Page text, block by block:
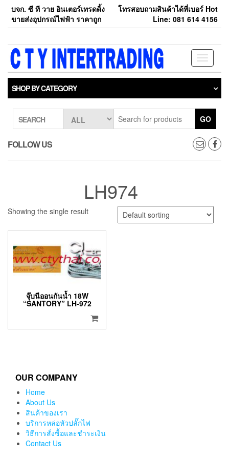
Skip
the
บจก. ซี ที วาย อินเตอร์เทรดดิ้ง
ขายส่งอุปกรณ์ไฟฟ้า ราคาถูก
โทรสอบถามสินค้าได้ที่เบอร์ Hot
Line: 081 614 4156
Toggle
SHOP BY CATEGORY
SEARCH GO
FOLLOW US
LH974
Showing the single result
จุ๊บนีออนกันน้ำ 18W
“SANTORY” LH-972
OUR COMPANY
Home
About Us
สินค้าของเรา
บริการหล่อหัวปลั๊กไฟ
วิธีการสั่งซื้อและชำระเงิน
Contact Us